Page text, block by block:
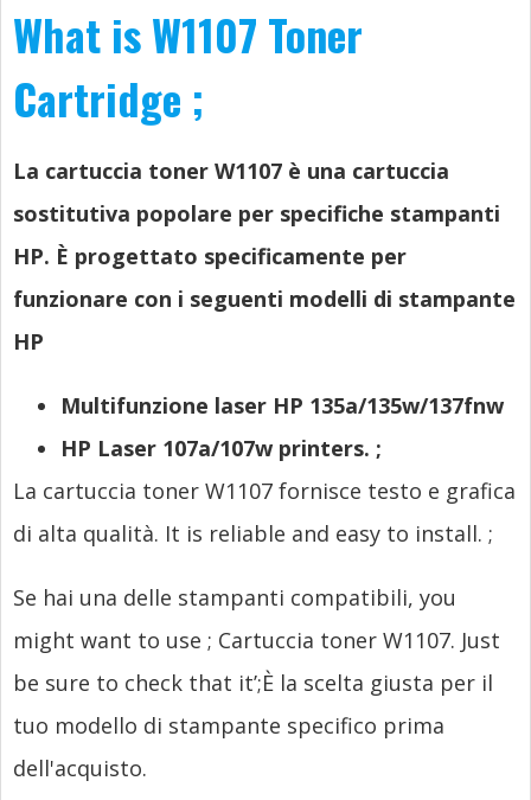
What is W1107 Toner
Cartridge ;
La cartuccia toner W1107 è una cartuccia
sostitutiva popolare per specifiche stampanti
HP. È progettato specificamente per
funzionare con i seguenti modelli di stampante
HP
Multifunzione laser HP 135a/135w/137fnw
HP Laser 107a/107w printers. ;
La cartuccia toner W1107 fornisce testo e grafica
di alta qualità. It is reliable and easy to install. ;
Se hai una delle stampanti compatibili, you
might want to use ; Cartuccia toner W1107. Just
be sure to check that it’;È la scelta giusta per il
tuo modello di stampante specifico prima
dell'acquisto.